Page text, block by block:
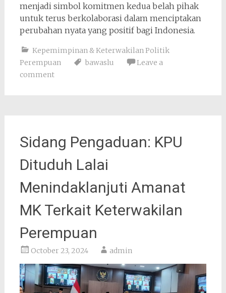
menjadi simbol komitmen kedua belah pihak
untuk terus berkolaborasi dalam menciptakan
perubahan nyata yang positif bagi Indonesia.
Kepemimpinan & Keterwakilan Politik
Perempuan
bawaslu
Leave a
comment
Sidang Pengaduan: KPU
Dituduh Lalai
Menindaklanjuti Amanat
MK Terkait Keterwakilan
Perempuan
October 23, 2024 admin